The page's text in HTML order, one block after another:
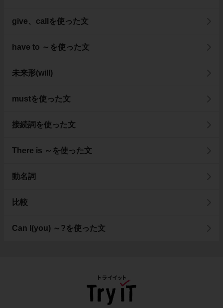
give、callを使った文
have to ～を使った文
未来形(will)
mustを使った文
接続詞を使った文
There is ～を使った文
動名詞
比較
Can I(you) ～?を使った文